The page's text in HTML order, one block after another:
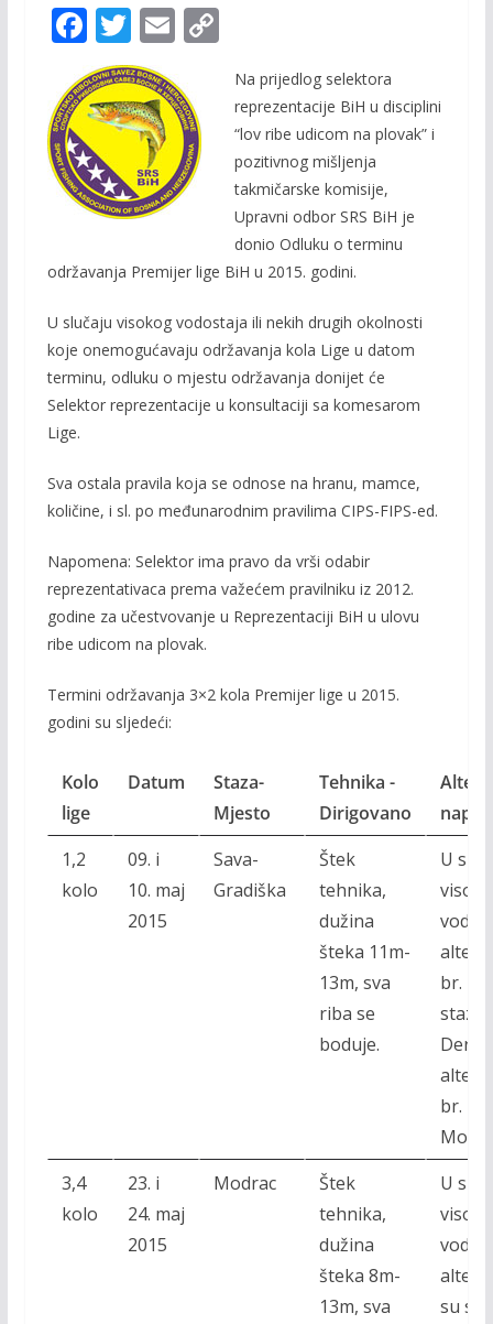
F
ac
e
b
o
o
T
w
itt
er
E
ai
l
C
p
y
Li
n
k
Na prijedlog selektora
reprezentacije BiH u disciplini
“lov ribe udicom na plovak” i
pozitivnog mišljenja
takmičarske komisije,
Upravni odbor SRS BiH je
donio Odluku o terminu
održavanja Premijer lige BiH u 2015. godini.
U slučaju visokog vodostaja ili nekih drugih okolnosti
koje onemogućavaju održavanja kola Lige u datom
terminu, odluku o mjestu održavanja donijet će
Selektor reprezentacije u konsultaciji sa komesarom
Lige.
Sva ostala pravila koja se odnose na hranu, mamce,
količine, i sl. po međunarodnim pravilima CIPS-FIPS-ed.
Napomena: Selektor ima pravo da vrši odabir
reprezentativaca prema važećem pravilniku iz 2012.
godine za učestvovanje u Reprezentaciji BiH u ulovu
ribe udicom na plovak.
Termini održavanja 3×2 kola Premijer lige u 2015.
godini su sljedeći:
Kolo
lige
Datum
Staza-
Mjesto
Tehnika -
Dirigovano
1,2
kolo
09. i
10. maj
2015
Sava-
Gradiška
Štek
tehnika,
dužina
šteka 11m-
13m, sva
riba se
boduje.
U
br. 1
staza
br. 2
3,4
kolo
23. i
24. maj
2015
Modrac
Štek
tehnika,
dužina
šteka 8m-
13m, sva
U
su